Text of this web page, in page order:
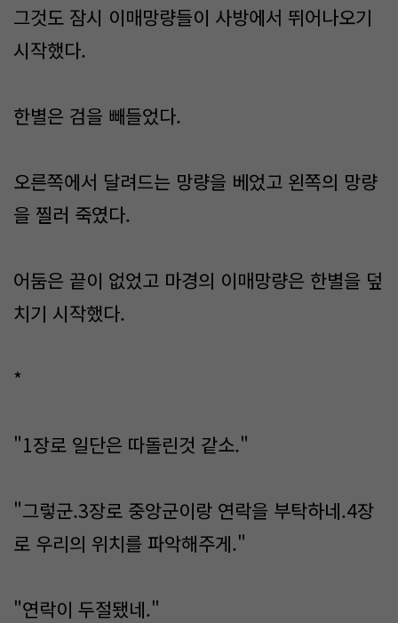
그것도 잠시 이매망량들이 사방에서 뛰어나오기
시작했다.
한별은 검을 빼들었다.
오른쪽에서 달려드는 망량을 베었고 왼쪽의 망량
을 찔러 죽였다.
어둠은 끝이 없었고 마경의 이매망량은 한별을 덮
치기 시작했다.
*
"1장로 일단은 따돌린것 같소."
"그렇군.3장로 중앙군이랑 연락을 부탁하네.4장
로 우리의 위치를 파악해주게."
"연락이 두절됐네."